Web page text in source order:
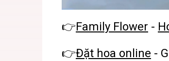
👉Family Flower -
👉Đặt hoa online -